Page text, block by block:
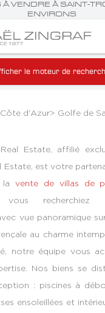
À VENDRE À SAINT-
ENVIRONS
le moteur de
Côte d'Azur> Golfe de
Estate, affilié
Estate, est votre
lavente de villas de
recherchiez
vue panoramique
au charme
notre équipe vous
Nos biens se
: piscines à
ensoleillées et